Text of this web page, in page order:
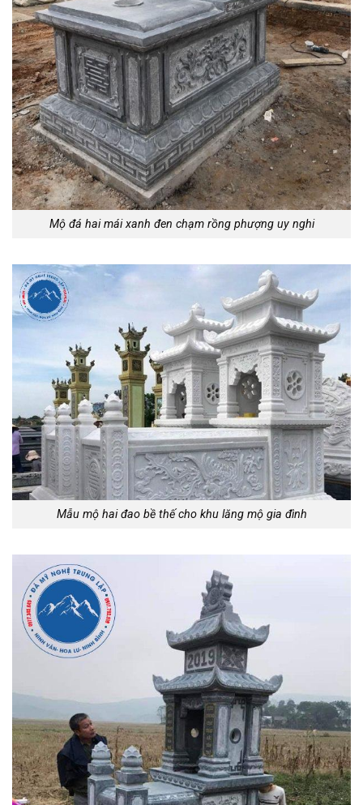
Mộ đá hai mái xanh đen chạm rồng phượng uy nghi
Mẫu mộ hai đao bề thế cho khu lăng mộ gia đình